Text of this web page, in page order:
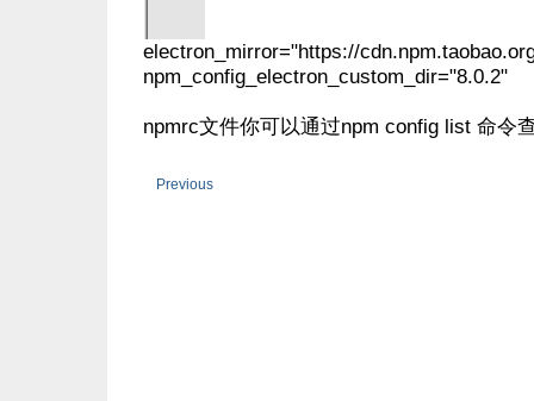
electron_mirror="https://
npm_config_electron_custom_dir="8.0.2"
npmrc文件你可以通过npm config list 命令
Previous